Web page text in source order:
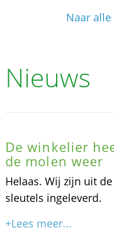
Naar
Nieuws
De winkelier
de molen weer
Helaas. Wij zijn uit
sleutels ingeleverd.
+Lees meer...